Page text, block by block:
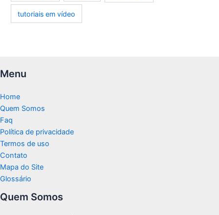
tutoriais em vídeo
Menu
Home
Quem Somos
Faq
Política de privacidade
Termos de uso
Contato
Mapa do Site
Glossário
Quem Somos